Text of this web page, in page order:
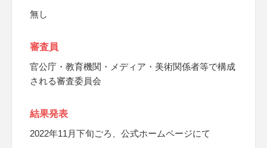
無し
審査員
官公庁・教育機関・メディア・美術関係者等で構成
される審査委員会
結果発表
2022年11月下旬ごろ、公式ホームページにて